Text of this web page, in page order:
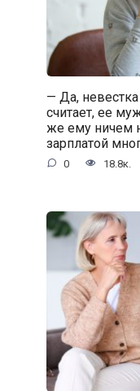
— Да, невестка
считает, ее
же ему ничем
зарплатой
0 18.8к.